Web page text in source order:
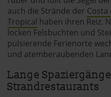
auch die Strände der Costa
Tropical haben ihren Reiz.
locken Felsbuchten und
pulsierende Ferienorte
und atemberaubenden
Lange
Strandrestaurants